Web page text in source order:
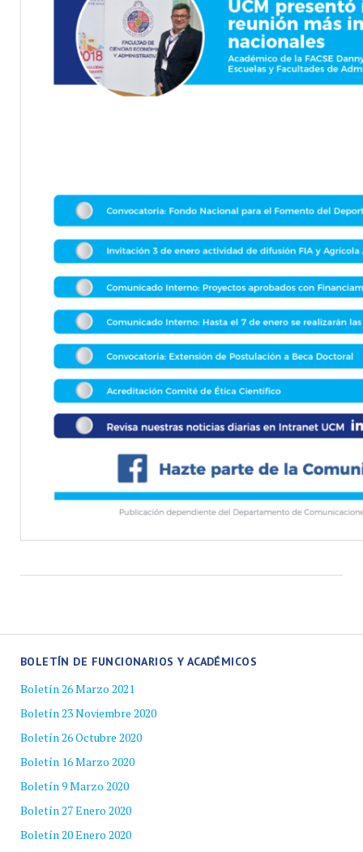
BOLETÍN DE FUNCIONARIOS Y ACADÉMICOS
Boletín 26 Marzo 2021
Boletín 23 Noviembre 2020
Boletín 26 Octubre 2020
Boletín 16 Marzo 2020
Boletín 9 Marzo 2020
Boletín 27 Enero 2020
Boletín 20 Enero 2020